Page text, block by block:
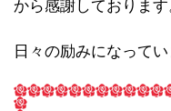
から感謝しております
日々の励みになってい